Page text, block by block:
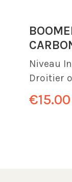
Niveau
Droitier
€15.00